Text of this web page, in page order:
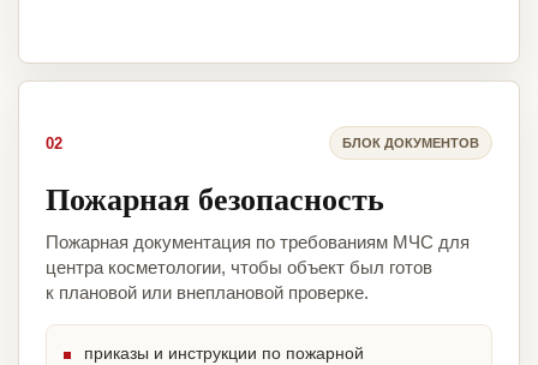
02 БЛОК ДОКУМЕНТОВ
Пожарная безопасность
Пожарная документация по требованиям МЧС для
центра косметологии, чтобы объект был готов
к плановой или внеплановой проверке.
приказы и инструкции по пожарной